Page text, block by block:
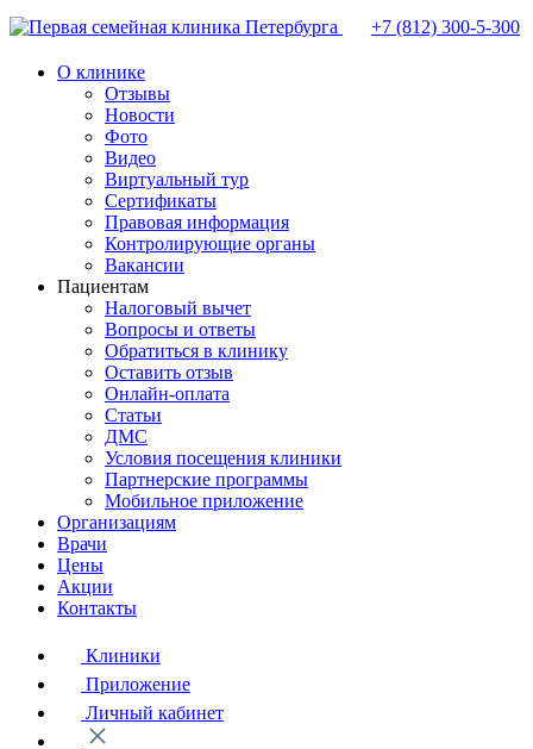
+7 (812) 300-5-300
О клинике
Отзывы
Новости
Фото
Видео
Виртуальный тур
Сертификаты
Правовая информация
Контролирующие органы
Вакансии
Пациентам
Налоговый вычет
Вопросы и ответы
Обратиться в клинику
Оставить отзыв
Онлайн-оплата
Статьи
ДМС
Условия посещения клиники
Партнерские программы
Мобильное приложение
Организациям
Врачи
Цены
Акции
Контакты
Клиники
Приложение
Личный кабинет